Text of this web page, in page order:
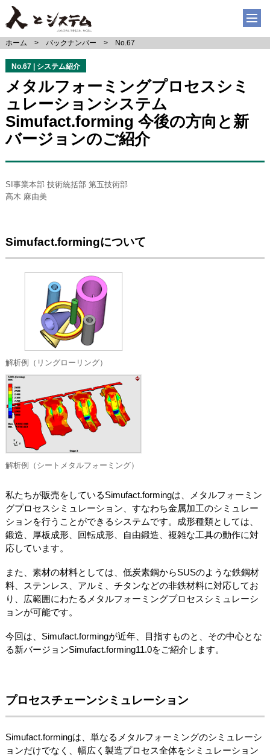
ホーム バックナンバー No.67
No.67 | システム紹介
メタルフォーミングプロセスシミ
ュレーションシステム
Simufact.forming 今後の方向と新
バージョンのご紹介
SI事業本部 技術統括部 第五技術部
高木 麻由美
Simufact.formingについて
解析例（リングローリング）
解析例（シートメタルフォーミング）
私たちが販売をしているSimufact.formingは、メタルフォーミン
グプロセスシミュレーション、すなわち金属加工のシミュレー
ションを行うことができるシステムです。成形種類としては、
鍛造、厚板成形、回転成形、自由鍛造、複雑な工具の動作に対
応しています。
また、素材の材料としては、低炭素鋼からSUSのような鉄鋼材
料、ステンレス、アルミ、チタンなどの非鉄材料に対応してお
り、広範囲にわたるメタルフォーミングプロセスシミュレーシ
ョンが可能です。
今回は、Simufact.formingが近年、目指すものと、その中心とな
る新バージョンSimufact.forming11.0をご紹介します。
プロセスチェーンシミュレーション
Simufact.formingは、単なるメタルフォーミングのシミュレーシ
ョンだけでなく、幅広く製造プロセス全体をシミュレーション